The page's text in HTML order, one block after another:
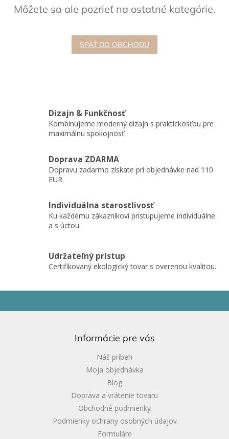
Môžete sa ale pozrieť na ostatné kategórie.
SPÄŤ DO OBCHODU
Dizajn & Funkčnosť
Kombinujeme moderný dizajn s praktickosťou pre
maximálnu spokojnosť.
Doprava ZDARMA
Dopravu zadarmo získate pri objednávke nad 110
EUR.
Individuálna starostlivosť
Ku každému zákazníkovi pristupujeme individuálne
a s úctou.
Udržateľný prístup
Certifikovaný ekologický tovar s overenou kvalitou.
Informácie pre vás
Náš príbeh
Moja objednávka
Blog
Doprava a vrátenie tovaru
Obchodné podmienky
Podmienky ochrany osobných údajov
Formuláre